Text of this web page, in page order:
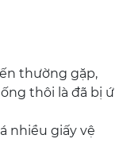
thường gặp,
thôi là đã bị ứ
nhiều giấy vệ